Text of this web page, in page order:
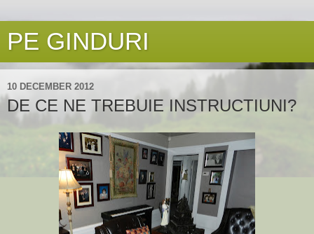
PE GINDURI
10 DECEMBER 2012
DE CE NE TREBUIE INSTRUCTIUNI?